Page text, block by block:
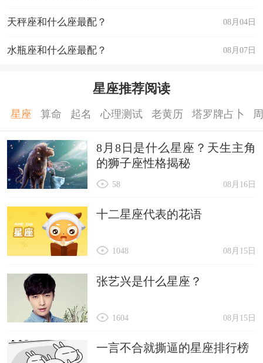
08月04日
天秤座和什么座最配？
08月07日
水瓶座和什么座最配？
星座推荐阅读
星座 算命 起名 心理测试 老黄历 塔罗牌占卜
8月8日是什么星座？天生主角
的狮子座性格揭秘
08月16日
58
十二星座代表的花语
08月15日
1048
张艺兴是什么星座？
08月15日
1604
一言不合就撕逼的星座排行榜